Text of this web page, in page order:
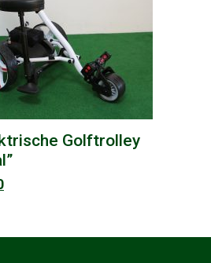
Golftrolley
Huidige
€749,00.